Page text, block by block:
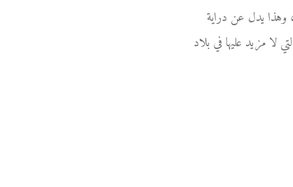
وهذا يدل عن دراية
لا مزيد عليها في بلاد